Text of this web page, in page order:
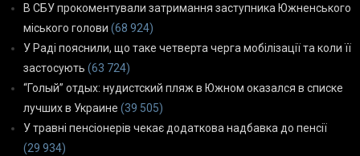
В СБУ прокоментували затримання заступника Южненського
міського голови (68 924)
У Раді пояснили, що таке четверта черга мобілізації та коли її
застосують (63 724)
“Голый” отдых: нудистский пляж в Южном оказался в списке
лучших в Украине (39 505)
У травні пенсіонерів чекає додаткова надбавка до пенсії
(29 934)